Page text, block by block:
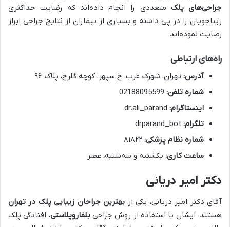
جراحی‌های پلک متعددی را انجام داده‌اند که رضایت حداکثری
زیباجویان را در پی داشته و بسیاری از بیماران از نتایج جراحی ابراز
رضایت نموده‌اند.
راه‌های ارتباطی
آدرس: تهران، شهرک غرب، خ سپهر، کوچه گلرخ، پلاک ۹۶
شماره تلفن:
اینستاگرام:
تلگرام:
شماره نظام پزشکی:
ساعت کاری: یکشنبه و سه‌شنبه، عصر
دکتر امیر دریانی
آقای دکتر امیر دریانی، یکی از بهترین جراحان زیبایی پلک در تهران
هستند. ایشان با استفاده از روش جراحیبلفاروپلاستی، افتادگی پلک